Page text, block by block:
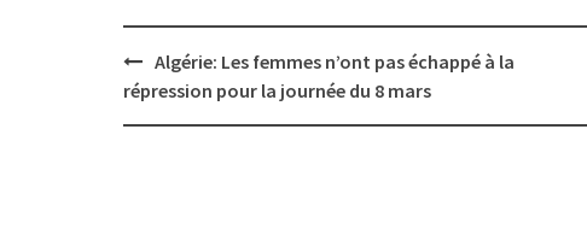
Post
navigation
Algérie: Les femmes n’ont pas échappé à la
répression pour la journée du 8 mars